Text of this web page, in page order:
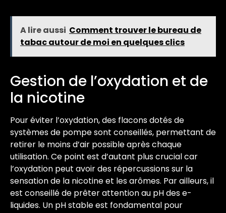
A lire aussi Comment trouver le bureau de
tabac autour de moi en quelques clics
Gestion de l’oxydation et de
la nicotine
Pour éviter l’oxydation, des flacons dotés de
systèmes de pompe sont conseillés, permettant de
retirer le moins d’air possible après chaque
utilisation. Ce point est d’autant plus crucial car
l’oxydation peut avoir des répercussions sur la
sensation de la nicotine et les arômes. Par ailleurs, il
est conseillé de prêter attention au pH des e-
liquides. Un pH stable est fondamental pour